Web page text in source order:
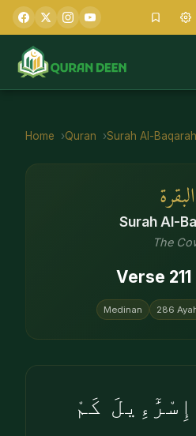
Home Quran Surah Al-Baqarah
البقرة
Surah Al-
The
Verse 211
Medinan 286
كَمْ